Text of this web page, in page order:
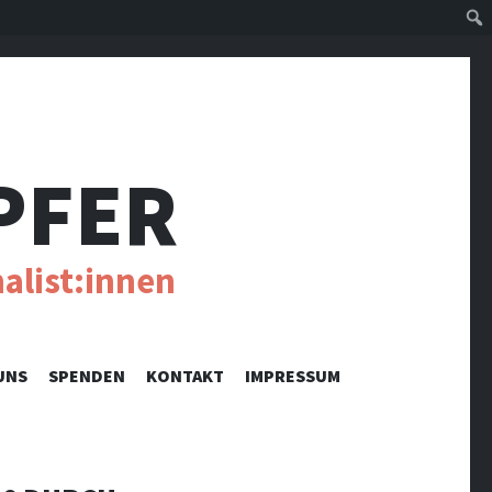
SPENDEN KONTAKT IMPRESSUM